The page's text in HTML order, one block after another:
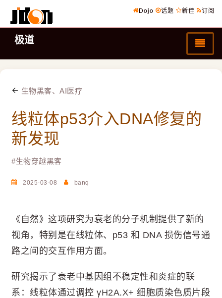
Dojo 话题 新佳 订阅
极道
生物黑客、AI医疗
线粒体p53介入DNA修复的
新发现
#生物穿越黑客
2025-03-08 banq
《自然》这项研究为衰老的分子机制提供了新的
视角，特别是在线粒体、p53 和 DNA 损伤信号通
路之间的交互作用方面。
研究揭示了衰老中基因组不稳定性和炎症的联
系：线粒体通过调控 γH2A.X+ 细胞质染色质片段